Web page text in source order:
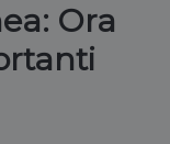
Ora